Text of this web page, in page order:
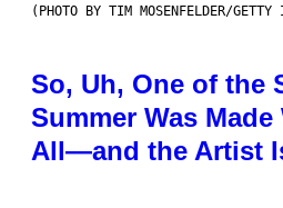
(PHOTO BY TIM MOSENFELDER/GETTY
So, Uh, One of the
Summer Was
All—and the Artist